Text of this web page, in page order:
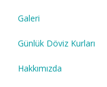
Galeri
Günlük Döviz Kurları
Hakkımızda